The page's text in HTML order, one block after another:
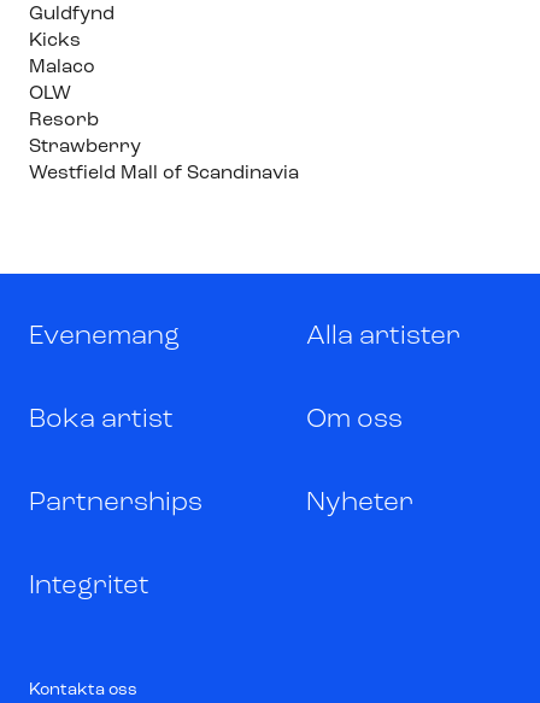
Guldfynd
Kicks
Malaco
OLW
Resorb
Strawberry
Westfield Mall of Scandinavia
Evenemang Alla artister
Boka artist Om oss
Partnerships Nyheter
Integritet
Kontakta oss